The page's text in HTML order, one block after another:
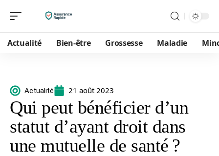
Actualité Bien-être Grossesse Maladie
Actualité 21 août 2023
Qui peut bénéficier d’un
statut d’ayant droit dans
une mutuelle de santé ?